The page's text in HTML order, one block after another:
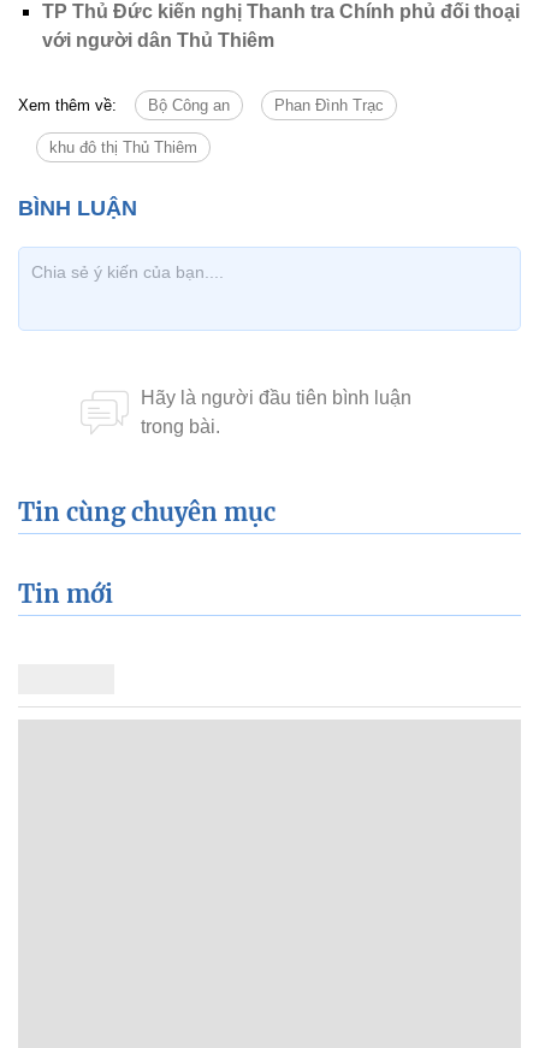
TP Thủ Đức kiến nghị Thanh tra Chính phủ đối thoại
với người dân Thủ Thiêm
Xem thêm về: Bộ Công an Phan Đình Trạc
khu đô thị Thủ Thiêm
Tin cùng chuyên mục
Tin mới